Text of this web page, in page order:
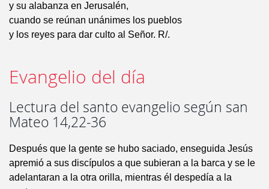
y su alabanza en Jerusalén,
cuando se reúnan unánimes los pueblos
y los reyes para dar culto al Señor. R/.
Evangelio del día
Lectura del santo evangelio según san
Mateo 14,22-36
Después que la gente se hubo saciado, enseguida Jesús
apremió a sus discípulos a que subieran a la barca y se le
adelantaran a la otra orilla, mientras él despedía a la